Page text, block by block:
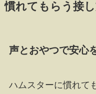
慣れてもらう接
声とおやつで安心
ハムスターに慣れて